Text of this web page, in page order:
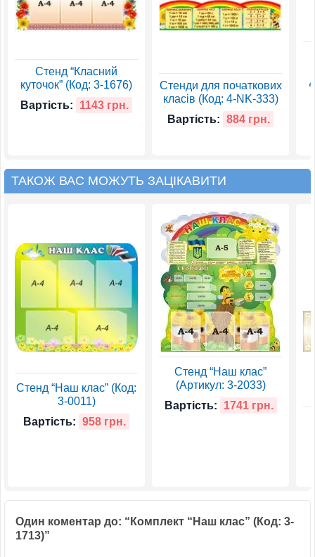
Стенд “Класний
куточок” (Код: 3-1676)
Вартість:
1143 грн.
Стенди для початкових
класів (Код: 4-NK-333)
Вартість: 884 грн.
ТАКОЖ ВАС МОЖУТЬ ЗАЦІКАВИТИ
Стенд “Наш клас” (Код:
3-0011)
Вартість: 958 грн.
Стенд “Наш клас”
(Артикул: 3-2033)
Вартість:
1741 грн.
Один коментар до: “Комплект “Наш клас” (Код: 3-
1713)”